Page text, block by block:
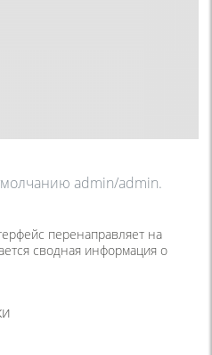
admin/admin.
перенаправляет на
сводная информация о